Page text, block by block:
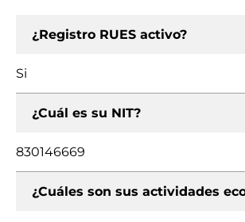
¿Registro RUES activo?
Si
¿Cuál es su NIT?
830146669
¿Cuáles son sus actividades